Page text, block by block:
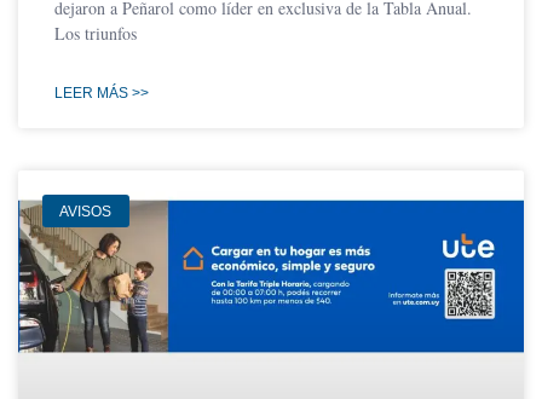
dejaron a Peñarol como líder en exclusiva de la Tabla Anual.
Los triunfos
LEER MÁS >>
AVISOS